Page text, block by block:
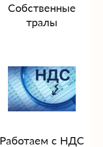
Собственные
тралы
Работаем с НДС